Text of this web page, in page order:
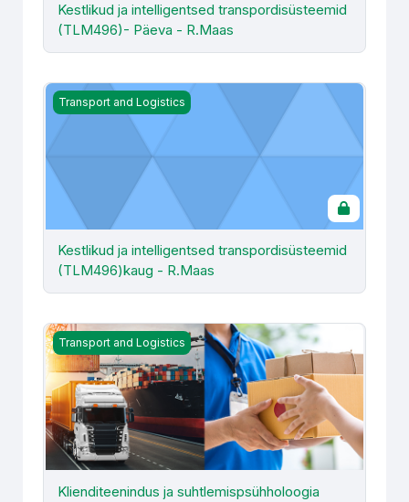
Kestlikud ja intelligentsed transpordisüsteemid
(TLM496)- Päeva - R.Maas
Kestlikud ja intelligentsed transpordisüsteemid
Transport and Logistics
Kestlikud ja intelligentsed transpordisüsteemid
(TLM496)kaug - R.Maas
Klienditeenindus ja suhtlemispsühholoogia logistikas
Transport and Logistics
Klienditeenindus ja suhtlemispsühholoogia